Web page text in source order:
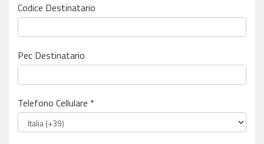
Codice Destinatario
Pec Destinatario
Telefono Cellulare *